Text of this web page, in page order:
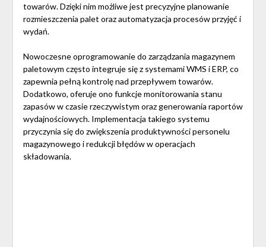
towarów. Dzięki nim możliwe jest precyzyjne planowanie
rozmieszczenia palet oraz automatyzacja procesów przyjęć i
wydań.
Nowoczesne oprogramowanie do zarządzania magazynem
paletowym często integruje się z systemami WMS i ERP, co
zapewnia pełną kontrolę nad przepływem towarów.
Dodatkowo, oferuje ono funkcje monitorowania stanu
zapasów w czasie rzeczywistym oraz generowania raportów
wydajnościowych. Implementacja takiego systemu
przyczynia się do zwiększenia produktywności personelu
magazynowego i redukcji błędów w operacjach
składowania.